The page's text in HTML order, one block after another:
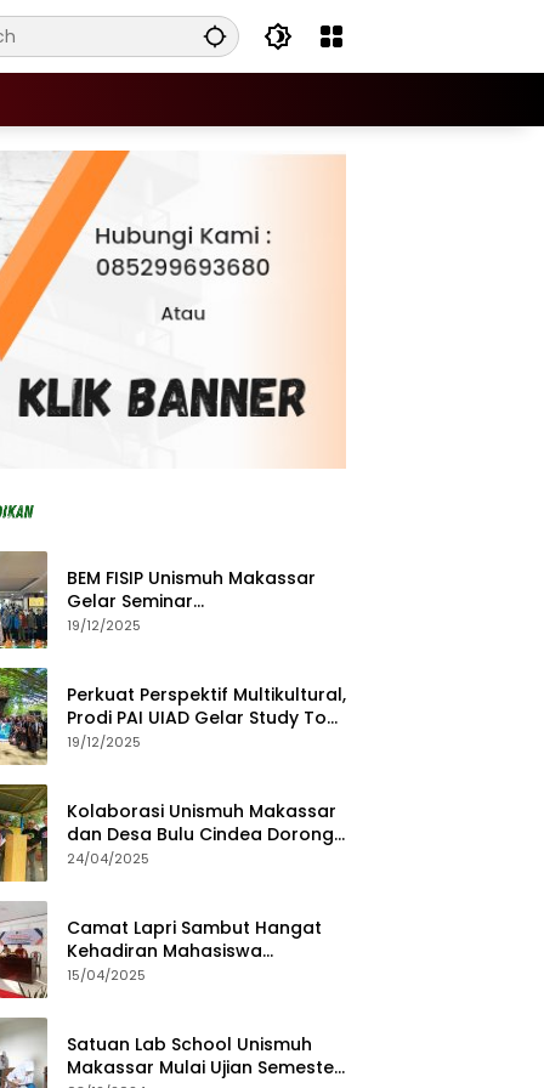
BEM FISIP Unismuh Makassar
Gelar Seminar
Keperempuanan, Bahas
19/12/2025
Perkuat Perspektif Multikultural,
Prodi PAI UIAD Gelar Study Tour
ke Kajang
19/12/2025
Kolaborasi Unismuh Makassar
dan Desa Bulu Cindea Dorong
Sentra Garam Industri
24/04/2025
Camat Lapri Sambut Hangat
Kehadiran Mahasiswa
PoltekMu
15/04/2025
Satuan Lab School Unismuh
Makassar Mulai Ujian Semester,